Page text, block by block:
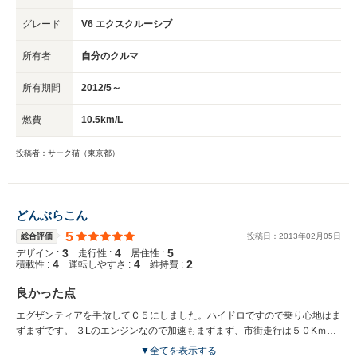
グレード V6 エクスクルーシブ
所有者 自分のクルマ
所有期間 2012/5～
燃費 10.5km/L
投稿者：サーク猫（東京都）
どんぶらこん
総合評価 5 投稿日： 2013年02 月05日
デザイン : 3 走行性 : 4 居住性 : 5
積載性 : 4 運転しやすさ : 4 維持費 : 2
良かった点
エグザンティアを手放してＣ５にしました。ハイドロですので乗り心地はま
ずまずです。 ３Lのエンジンなので加速もまずまず、市街走行は５０Kｍで
トップに入りますので、２Lのエグザンティアより良好です。
▼全てを表示する